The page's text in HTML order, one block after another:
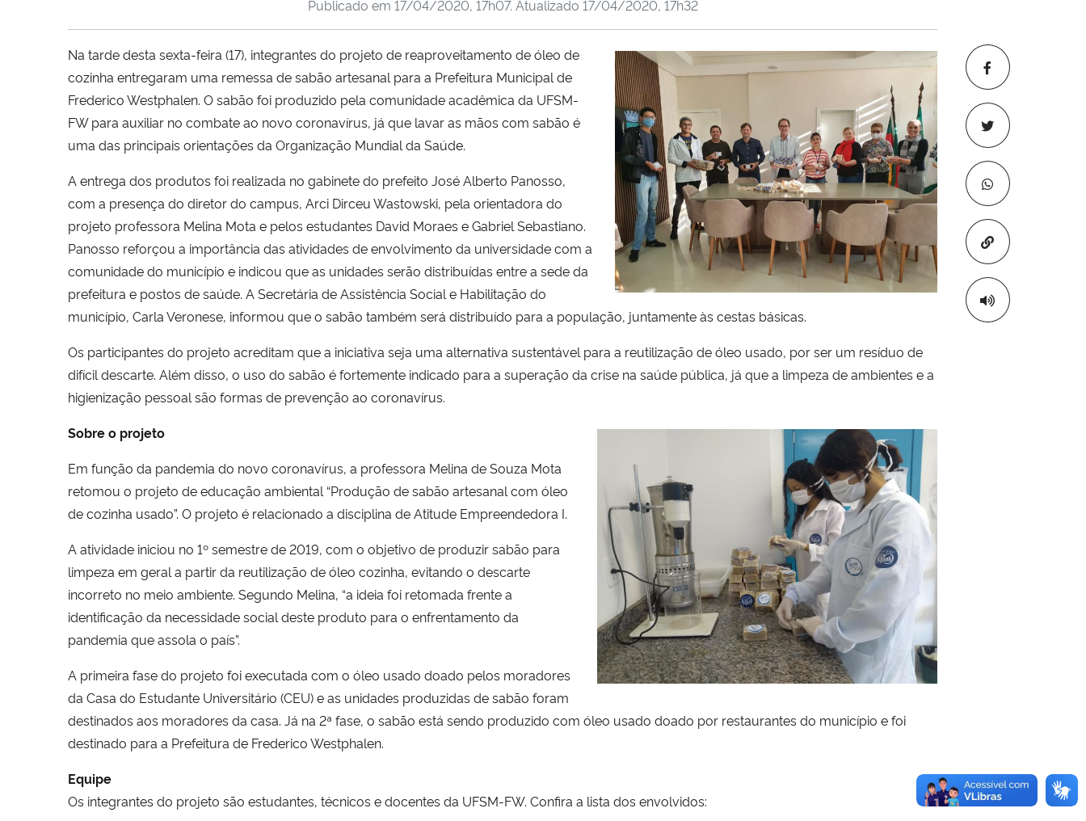
Copiar para
Publicado em 17/04/2020, 17h07. Atualizado 17/04/2020, 17h32
Na tarde desta sexta-feira (17), integrantes do projeto de reaproveitamento de óleo de
cozinha entregaram uma remessa de sabão artesanal para a Prefeitura Municipal de
Frederico Westphalen. O sabão foi produzido pela comunidade acadêmica da UFSM-
FW para auxiliar no combate ao novo coronavírus, já que lavar as mãos com sabão é
uma das principais orientações da Organização Mundial da Saúde.
A entrega dos produtos foi realizada no gabinete do prefeito José Alberto Panosso,
com a presença do diretor do campus, Arci Dirceu Wastowski, pela orientadora do
projeto professora Melina Mota e pelos estudantes David Moraes e Gabriel Sebastiano.
Panosso reforçou a importância das atividades de envolvimento da universidade com a
comunidade do município e indicou que as unidades serão distribuídas entre a sede da
prefeitura e postos de saúde. A Secretária de Assistência Social e Habilitação do
município, Carla Veronese, informou que o sabão também será distribuído para a população, juntamente às cestas básicas.
Os participantes do projeto acreditam que a iniciativa seja uma alternativa sustentável para a reutilização de óleo usado, por ser um resíduo de
difícil descarte. Além disso, o uso do sabão é fortemente indicado para a superação da crise na saúde pública, já que a limpeza de ambientes e a
higienização pessoal são formas de prevenção ao coronavírus.
Sobre o projeto
Em função da pandemia do novo coronavírus, a professora Melina de Souza Mota
retomou o projeto de educação ambiental “Produção de sabão artesanal com óleo
de cozinha usado”. O projeto é relacionado a disciplina de Atitude Empreendedora I.
A atividade iniciou no 1º semestre de 2019, com o objetivo de produzir sabão para
limpeza em geral a partir da reutilização de óleo cozinha, evitando o descarte
incorreto no meio ambiente. Segundo Melina, “a ideia foi retomada frente a
identificação da necessidade social deste produto para o enfrentamento da
pandemia que assola o país”.
A primeira fase do projeto foi executada com o óleo usado doado pelos moradores
da Casa do Estudante Universitário (CEU) e as unidades produzidas de sabão foram
destinados aos moradores da casa. Já na 2ª fase, o sabão está sendo produzido com óleo usado doado por restaurantes do município e foi
destinado para a Prefeitura de Frederico Westphalen.
Equipe
Os integrantes do projeto são estudantes, técnicos e docentes da UFSM-FW. Confira a lista dos envolvidos: